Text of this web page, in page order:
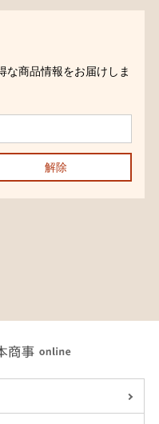
な商品情報をお届けしま
解除